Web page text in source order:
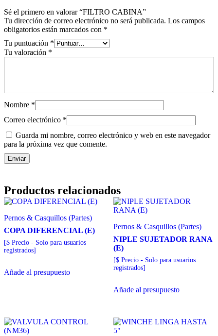
Sé el primero en valorar “FILTRO CABINA”
Tu dirección de correo electrónico no será publicada. Los campos
obligatorios están marcados con *
Tu puntuación *
Tu valoración *
Nombre *
Correo electrónico *
Guarda mi nombre, correo electrónico y web en este navegador
para la próxima vez que comente.
Productos relacionados
Pernos & Casquillos (Partes)
COPA DIFERENCIAL (E)
[$ Precio - Solo para usuarios
registrados]
Añade al presupuesto
Pernos & Casquillos (Partes)
NIPLE SUJETADOR RANA
(E)
[$ Precio - Solo para usuarios
registrados]
Añade al presupuesto